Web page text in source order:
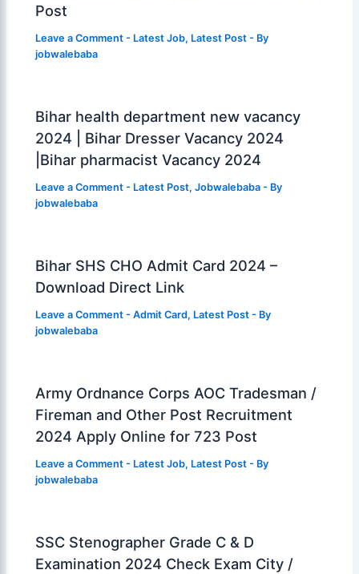
Post
Leave a Comment - Latest Job, Latest Post - By
jobwalebaba
Bihar health department new vacancy
2024 | Bihar Dresser Vacancy 2024
|Bihar pharmacist Vacancy 2024
Leave a Comment - Latest Post,Jobwalebaba - By
jobwalebaba
Bihar SHS CHO Admit Card 2024 –
Download Direct Link
Leave a Comment -Admit Card, Latest Post - By
jobwalebaba
Army Ordnance Corps AOC Tradesman /
Fireman and Other Post Recruitment
2024 Apply Online for 723 Post
Leave a Comment - Latest Job, Latest Post - By
jobwalebaba
SSC Stenographer Grade C & D
Examination 2024 Check Exam City /